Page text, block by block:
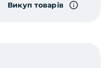
Викуп товарів